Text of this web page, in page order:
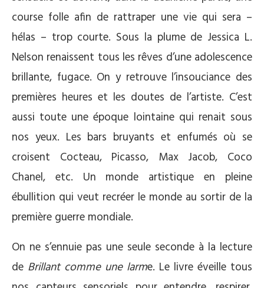
course folle afin de rattraper une vie qui sera –
hélas – trop courte. Sous la plume de Jessica L.
Nelson renaissent tous les rêves d’une adolescence
brillante, fugace. On y retrouve l’insouciance des
premières heures et les doutes de l’artiste. C’est
aussi toute une époque lointaine qui renait sous
nos yeux. Les bars bruyants et enfumés où se
croisent Cocteau, Picasso, Max Jacob, Coco
Chanel, etc. Un monde artistique en pleine
ébullition qui veut recréer le monde au sortir de la
première guerre mondiale.
On ne s’ennuie pas une seule seconde à la lecture
de Brillant comme une larme. Le livre éveille tous